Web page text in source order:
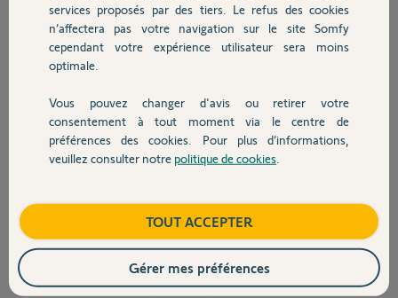
Autres produits
Devis avec un pro
Contact
de gérer les BSO en fonction de l'heure de la journée
de gérer les BSO en fonction de la température intérieure et
extérieure
de réinitialiser individuellement les BSO à une heure fixe
Bref, je souhaiterais que les BSO soient totalement autonome afin de
garantir une température constante dans la maison.
attentes ?
-Si oui, alors je souhaiterais que vous en informiez mon installeur
agréé Somfy.
Si non, je souhaiterais que votre service technique se penche sur la
question, car avec les températures qui vont continuellement
services proposés par des tiers. Le refus des cookies
n’affectera pas votre navigation sur le site Somfy
cependant votre expérience utilisateur sera moins
optimale.
Vous pouvez changer d'avis ou retirer votre
consentement à tout moment via le centre de
préférences des cookies. Pour plus d’informations,
veuillez consulter notre politique de cookies
TOUT ACCEPTER
Gérer mes préférences